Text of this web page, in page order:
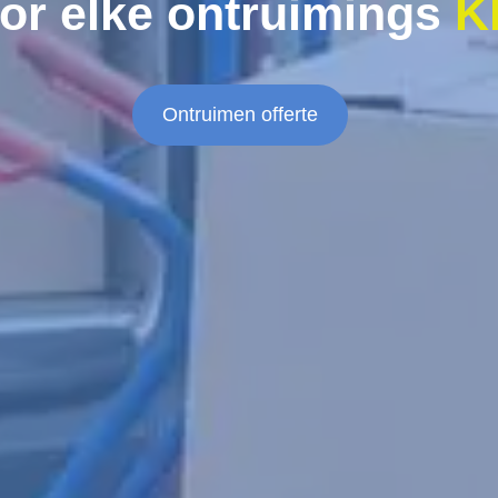
elke ontruimings
Ontruimen offerte